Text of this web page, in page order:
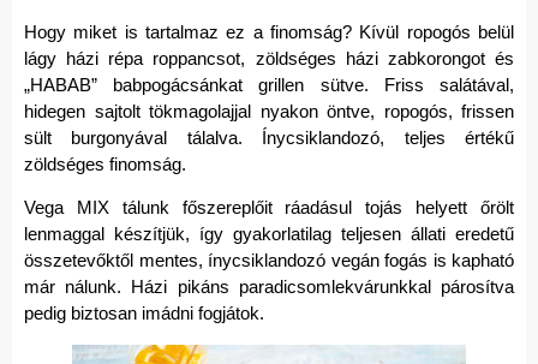
Hogy miket is tartalmaz ez a finomság? Kívül ropogós belül
lágy házi répa roppancsot, zöldséges házi zabkorongot és
„HABAB” babpogácsánkat grillen sütve. Friss salátával,
hidegen sajtolt tökmagolajjal nyakon öntve, ropogós, frissen
sült burgonyával tálalva. Ínycsiklandozó, teljes értékű
zöldséges finomság.
Vega MIX tálunk főszereplőit ráadásul tojás helyett őrölt
lenmaggal készítjük, így gyakorlatilag teljesen állati eredetű
összetevőktől mentes, ínycsiklandozó vegán fogás is kapható
már nálunk. Házi pikáns paradicsomlekvárunkkal párosítva
pedig biztosan imádni fogjátok.